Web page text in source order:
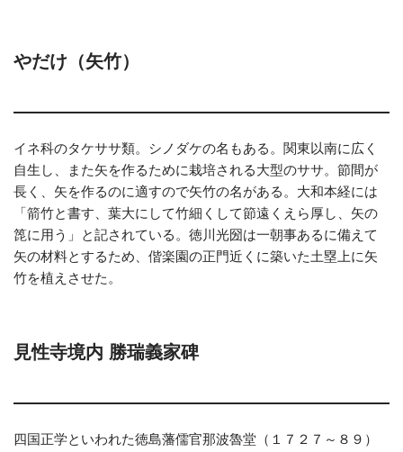
やだけ（矢竹）
イネ科のタケササ類。シノダケの名もある。関東以南に広く
自生し、また矢を作るために栽培される大型のササ。節間が
長く、矢を作るのに適すので矢竹の名がある。大和本経には
「箭竹と書す、葉大にして竹細くして節遠くえら厚し、矢の
箆に用う」と記されている。徳川光圀は一朝事あるに備えて
矢の材料とするため、偕楽園の正門近くに築いた土塁上に矢
竹を植えさせた。
見性寺境内 勝瑞義家碑
四国正学といわれた徳島藩儒官那波魯堂（１７２７～８９）